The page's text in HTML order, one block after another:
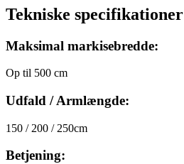
Tekniske specifikationer
Maksimal markisebredde:
Op til 500 cm
Udfald / Armlængde:
150 / 200 / 250cm
Betjening: